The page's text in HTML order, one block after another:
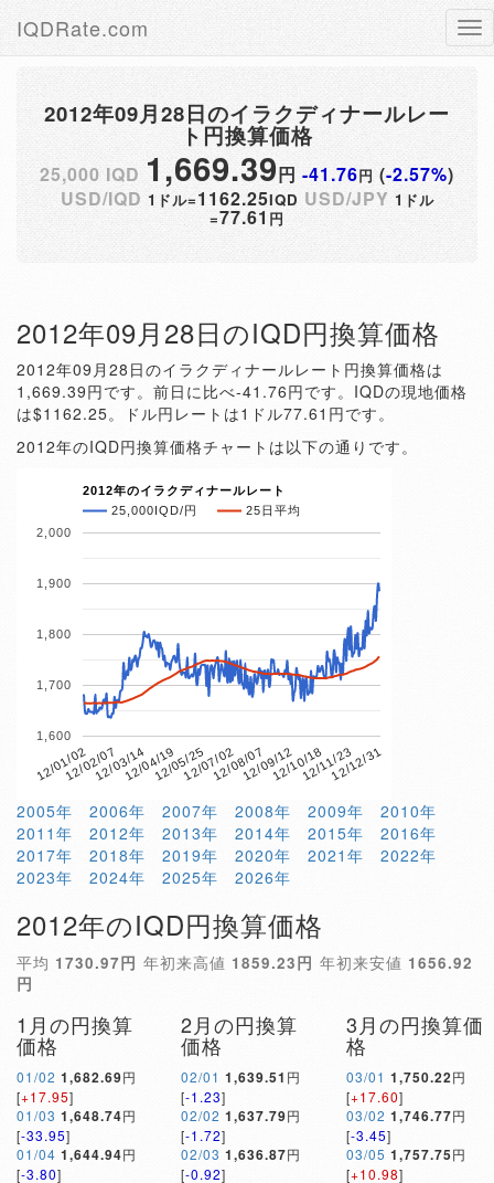
IQDRate.com
2012年09月28日のイラクディナールレー
ト円換算価格
25,000 IQD 1,669.39円 -41.76円 (-2.57%)
USD/IQD 1ドル=1162.25IQD USD/JPY 1ドル
=77.61円
2012年09月28日のIQD円換算価格
2012年09月28日のイラクディナールレート円換算価格は
1,669.39円です。前日に比べ-41.76円です。IQDの現地価格
は$1162.25。ドル円レートは1ドル77.61円です。
2012年のIQD円換算価格チャートは以下の通りです。
2012年のイラクディナールレート
25,000IQD/円
25日平均
12/01/0212/02/0712/03/1412/04/1912/05/2512/07/0212/08/0712/09/1212/10/1812/11/2312/12/31
1,600
1,700
1,800
1,900
2,000
2005年 2006年 2007年 2008年 2009年
2010年
2011年
2012年 2013年 2014年 2015年
2016年
2017年
2018年 2019年 2020年 2021年
2022年
2023年
2024年 2025年 2026年
2012年のIQD円換算価格
平均 1730.97円 年初来高値 1859.23円 年初来安値 1656.92
円
1月の円換算
価格
01/02 1,682.69円
[+17.95]
01/03 1,648.74円
[-33.95]
01/04 1,644.94円
[-3.80]
2月の円換算
価格
02/01 1,639.51 円
[-1.23]
02/02 1,637.79円
[-1.72]
02/03 1,636.87円
[-0.92]
3月の円換算価
格
03/01 1,750.22円
[+17.60]
03/02 1,746.77円
[-3.45]
03/05 1,757.75円
[+10.98]